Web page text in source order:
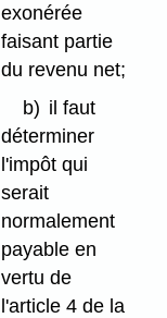
exonérée
faisant partie
du revenu net;
b) il faut
déterminer
l'impôt qui
serait
normalement
payable en
vertu de
l'article 4 de la